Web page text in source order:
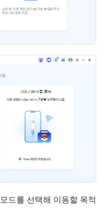
모드를 선택해 이동할 목적